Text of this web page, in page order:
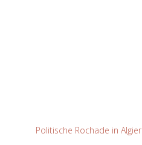
Politische Rochade in Algier